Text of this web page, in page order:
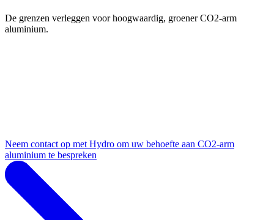
De grenzen verleggen voor hoogwaardig, groener CO2-arm
aluminium.
Neem contact op met Hydro om uw behoefte aan CO2-arm
aluminium te bespreken